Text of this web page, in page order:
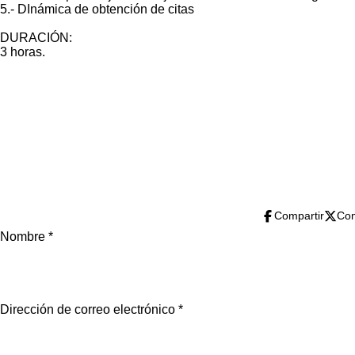
5.- DInámica de obtención de citas
DURACIÓN:
3 horas.
Compartir
Nombre *
Dirección de correo electrónico *